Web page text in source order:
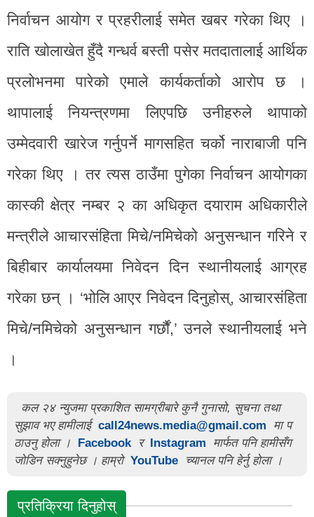
निर्वाचन आयोग र प्रहरीलाई समेत खबर गरेका थिए ।
राति खोलाखेत हुँदै गन्धर्व बस्ती पसेर मतदातालाई आर्थिक
प्रलोभनमा पारेको एमाले कार्यकर्ताको आरोप छ ।
थापालाई नियन्त्रणमा लिएपछि उनीहरुले थापाको
उम्मेदवारी खारेज गर्नुपर्ने मागसहित चर्को नाराबाजी पनि
गरेका थिए । तर त्यस ठाउँमा पुगेका निर्वाचन आयोगका
कास्की क्षेत्र नम्बर २ का अधिकृत दयाराम अधिकारीले
मन्त्रीले आचारसंहिता मिचे/नमिचेको अनुसन्धान गरिने र
बिहीबार कार्यालयमा निवेदन दिन स्थानीयलाई आग्रह
गरेका छन् । ‘भोलि आएर निवेदन दिनुहोस्, आचारसंहिता
मिचे/नमिचेको अनुसन्धान गर्छौं,’ उनले स्थानीयलाई भने
।
कल २४ न्युजमा प्रकाशित सामग्रीबारे कुनै गुनासो, सुचना तथा
सुझाव भए हामीलाई call24news.media@gmail.com
मा प
ठाउनु होला ।
Facebook र Instagram
मार्फत पनि हामीसँग
जोडिन सक्नुहुनेछ । हाम्रो YouTube च्यानल पनि हेर्नु होला ।
प्रतिक्रिया दिनुहोस्